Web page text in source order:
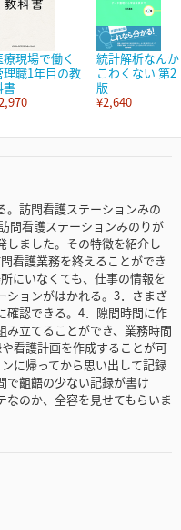
療現場で働く
理職1年目の教
書
統計解析なんか
こわくない 第2
版
¥2,640
訪問看護ステーションみの
問看護ステーションみのりが
しました。その特徴を紹介し
看護業務を終えることができ
にいなくても、仕事の情報を
ションがはかれる。3．さまざ
確認できる。4．隙間時間に作
立てることができ、業務時間
看護計画を作成することが可
に帰ってから思い出して記録
で齟齬の少ない記録が書け
のか、全容を見せてもらいま